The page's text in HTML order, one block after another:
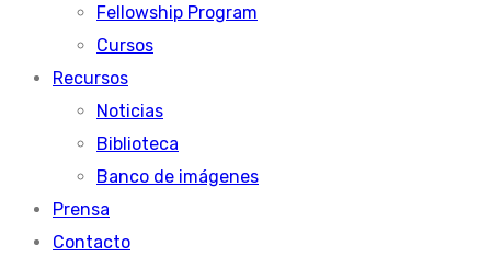
Fellowship Program
Cursos
Recursos
Noticias
Biblioteca
Banco de imágenes
Prensa
Contacto